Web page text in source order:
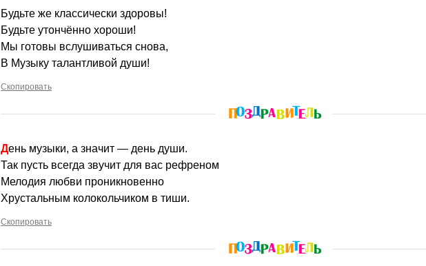
Будьте же классически здоровы!
Будьте утончённо хороши!
Мы готовы вслушиваться снова,
В Музыку талантливой души!
Скопировать
День музыки, а значит — день души.
Так пусть всегда звучит для вас рефреном
Мелодия любви проникновенно
Хрустальным колокольчиком в тиши.
Скопировать